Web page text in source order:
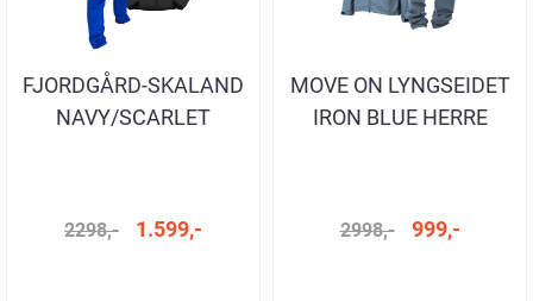
FJORDGÅRD-SKALAND
NAVY/SCARLET
2298,- 1.599,-
MOVE ON LYNGSEIDET
IRON BLUE HERRE
2998,- 999,-